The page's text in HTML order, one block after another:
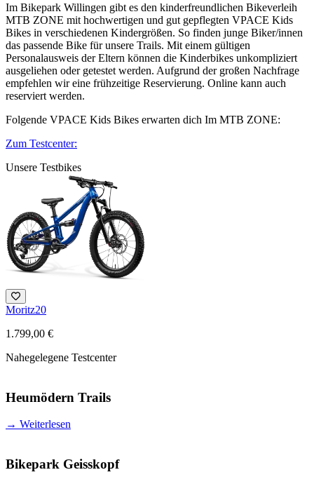
Im Bikepark Willingen gibt es den kinderfreundlichen Bikeverleih
MTB ZONE mit hochwertigen und gut gepflegten VPACE Kids
Bikes in verschiedenen Kindergrößen. So finden junge Biker/innen
das passende Bike für unsere Trails. Mit einem gültigen
Personalausweis der Eltern können die Kinderbikes unkompliziert
ausgeliehen oder getestet werden. Aufgrund der großen Nachfrage
empfehlen wir eine frühzeitige Reservierung. Online kann auch
reserviert werden.
Folgende VPACE Kids Bikes erwarten dich Im MTB ZONE:
Zum Testcenter:
Unsere Testbikes
Moritz20
1.799,00 €
Nahegelegene Testcenter
Heumödern Trails
→ Weiterlesen
Bikepark Geisskopf